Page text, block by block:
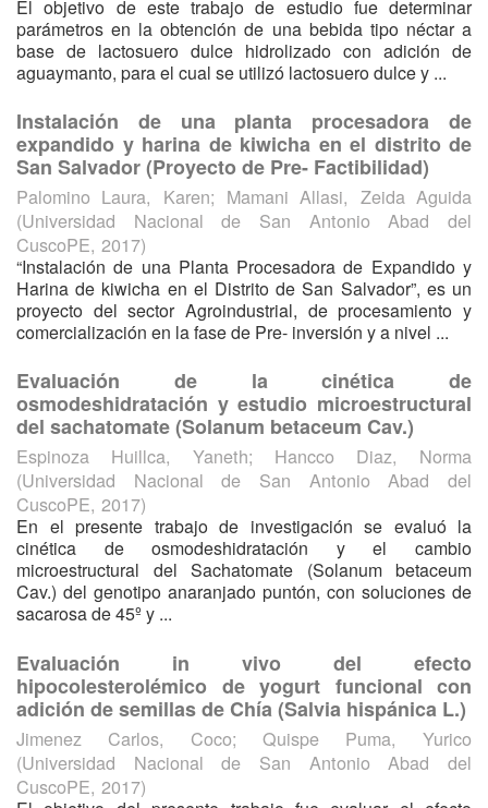
El objetivo de este trabajo de estudio fue determinar
parámetros en la obtención de una bebida tipo néctar a
base de lactosuero dulce hidrolizado con adición de
aguaymanto, para el cual se utilizó lactosuero dulce y ...
Instalación de una planta procesadora de
expandido y harina de kiwicha en el distrito de
San Salvador (Proyecto de Pre- Factibilidad)
Palomino Laura, Karen; Mamani Allasi, Zeida Aguida
(Universidad Nacional de San Antonio Abad del
CuscoPE, 2017)
“Instalación de una Planta Procesadora de Expandido y
Harina de kiwicha en el Distrito de San Salvador”, es un
proyecto del sector Agroindustrial, de procesamiento y
comercialización en la fase de Pre- inversión y a nivel ...
Evaluación de la cinética de
osmodeshidratación y estudio microestructural
del sachatomate (Solanum betaceum Cav.)
Espinoza Huillca, Yaneth; Hancco Diaz, Norma
(Universidad Nacional de San Antonio Abad del
CuscoPE, 2017)
En el presente trabajo de investigación se evaluó la
cinética de osmodeshidratación y el cambio
microestructural del Sachatomate (Solanum betaceum
Cav.) del genotipo anaranjado puntón, con soluciones de
sacarosa de 45º y ...
Evaluación in vivo del efecto
hipocolesterolémico de yogurt funcional con
adición de semillas de Chía (Salvia hispánica L.)
Jimenez Carlos, Coco;Quispe Puma, Yurico
(Universidad Nacional de San Antonio Abad del
CuscoPE, 2017)